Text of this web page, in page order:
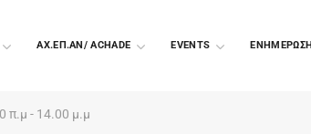
ΑΧ.ΕΠ.ΑΝ/ ACHADE EVENTS ΕΝΗΜΕΡΩΣΗ
π.μ - 14.00 μ.μ